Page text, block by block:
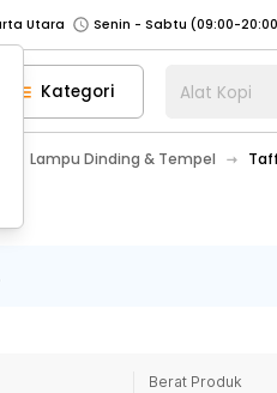
Utara
Jakarta Barat
Senin - Jumat (07:00
Senin - Jumat (08:00 -
Senin - Jumat (08:00 -
Senin - Sabtu (09:00-
Barat
Senin - Sabtu (09:00-
Kategori Alat Kopi
Lampu Dinding & Tempel
Berat Produk